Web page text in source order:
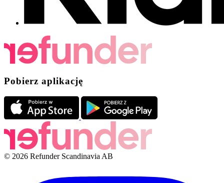
Pobierz aplikację
© 2026 Refunder Scandinavia AB